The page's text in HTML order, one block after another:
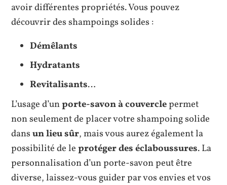
avoir différentes propriétés. Vous pouvez
découvrir des shampoings solides :
Démêlants
Hydratants
Revitalisants…
L’usage d’unporte-savon à couverclepermet
non seulement de placer votre shampoing solide
dansun lieu sûr, mais vous aurez également la
possibilité de leprotéger des éclaboussures. La
personnalisation d’un porte-savon peut être
diverse, laissez-vous guider par vos envies et vos